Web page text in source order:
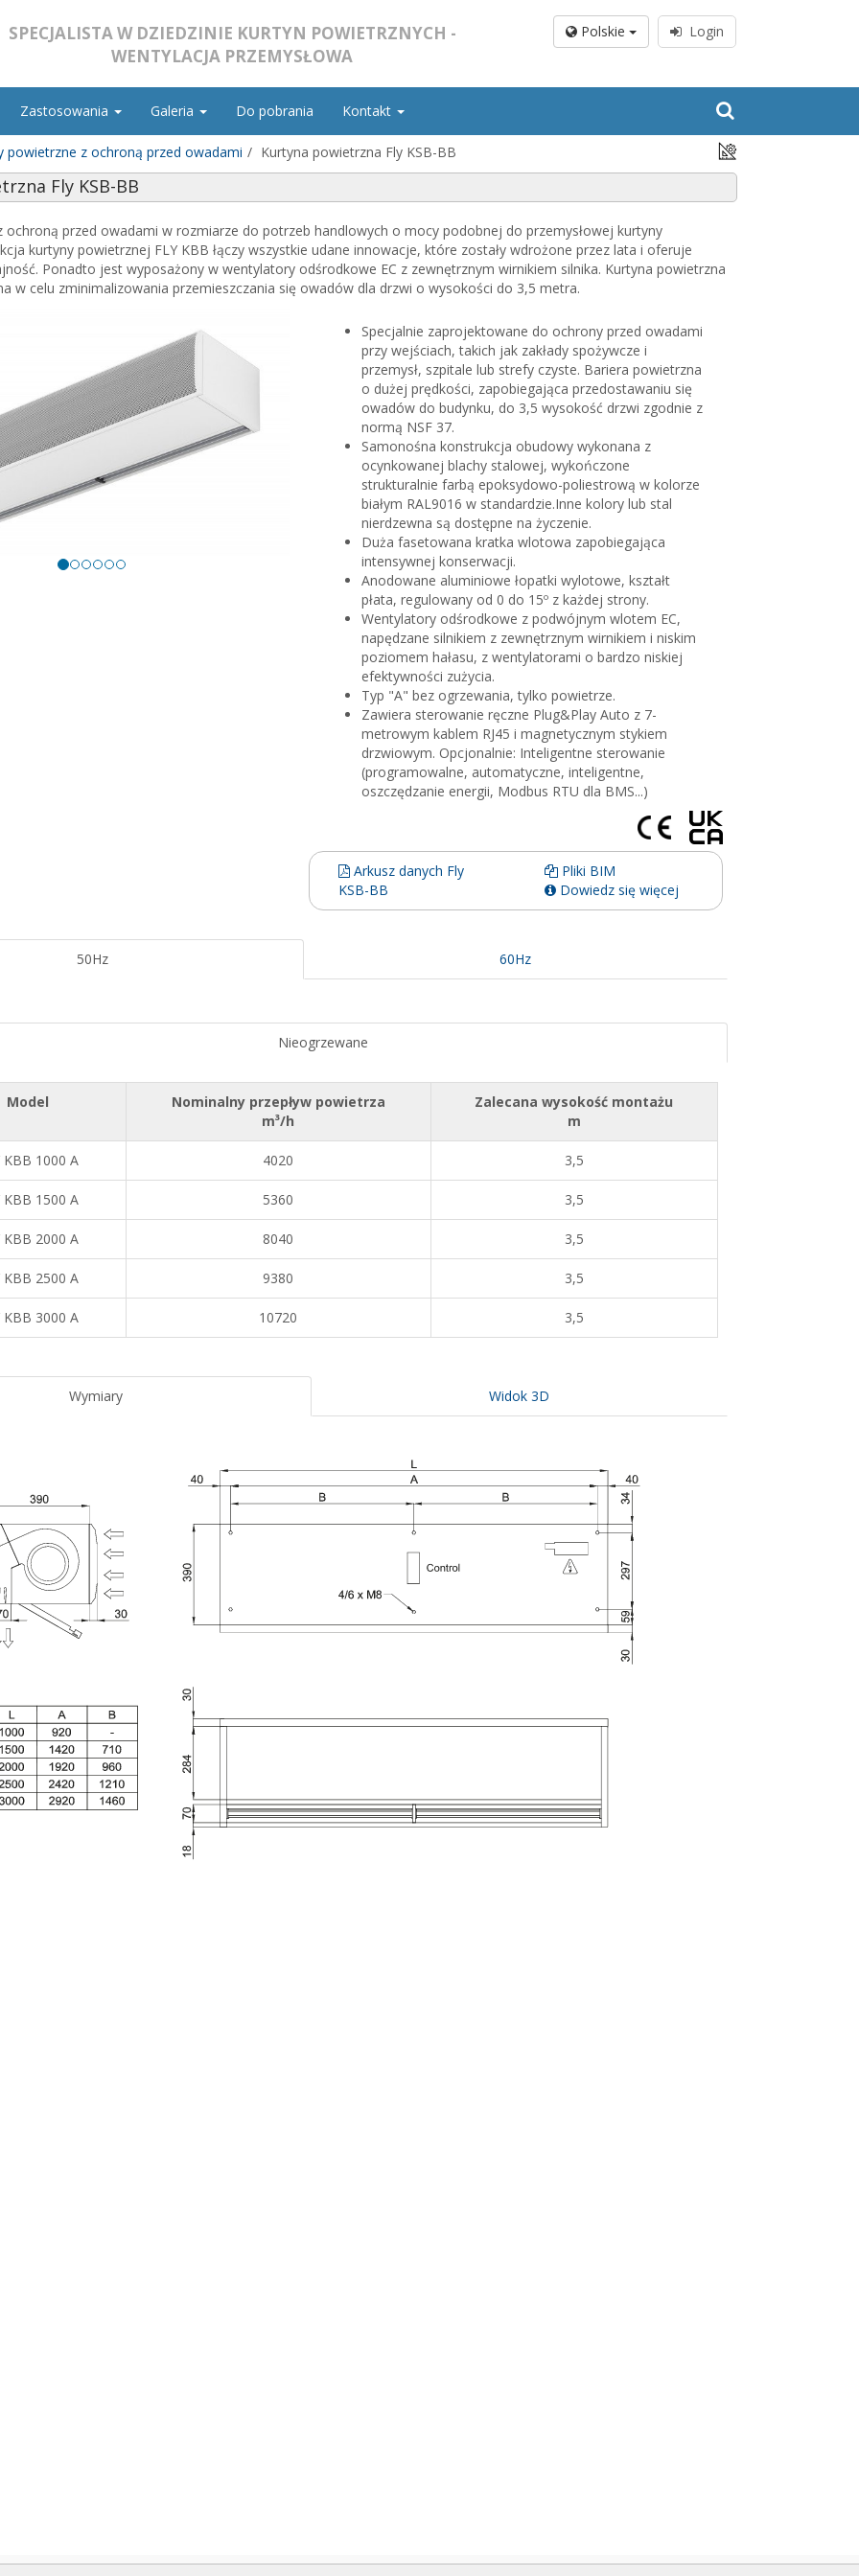
SPECJALISTA W DZIEDZINIE KURTYN POWIETRZNYCH -
WENTYLACJA PRZEMYSŁOWA
Polskie Login
Zastosowania Galeria Do pobrania Kontakt
powietrzne z ochroną przed owadami Kurtyna powietrzna Fly KSB-BB
Fly KSB-BB
ochroną przed owadami w rozmiarze do potrzeb handlowych o mocy podobnej do przemysłowej kurtyny
kurtyny powietrznej FLY KBB łączy wszystkie udane innowacje, które zostały wdrożone przez lata i oferuje
Ponadto jest wyposażony w wentylatory odśrodkowe EC z zewnętrznym wirnikiem silnika. Kurtyna powietrzna
w celu zminimalizowania przemieszczania się owadów dla drzwi o wysokości do 3,5 metra.
Specjalnie zaprojektowane do ochrony przed owadami
przy wejściach, takich jak zakłady spożywcze i
przemysł, szpitale lub strefy czyste. Bariera powietrzna
o dużej prędkości, zapobiegająca przedostawaniu się
owadów do budynku, do 3,5 wysokość drzwi zgodnie z
normą NSF 37.
Samonośna konstrukcja obudowy wykonana z
ocynkowanej blachy stalowej, wykończone
strukturalnie farbą epoksydowo-poliestrową w kolorze
białym RAL9016 w standardzie.Inne kolory lub stal
nierdzewna są dostępne na życzenie.
Duża fasetowana kratka wlotowa zapobiegająca
intensywnej konserwacji.
Anodowane aluminiowe łopatki wylotowe, kształt
płata, regulowany od 0 do 15º z każdej strony.
Wentylatory odśrodkowe z podwójnym wlotem EC,
napędzane silnikiem z zewnętrznym wirnikiem i niskim
poziomem hałasu, z wentylatorami o bardzo niskiej
efektywności zużycia.
Typ "A" bez ogrzewania, tylko powietrze.
Zawiera sterowanie ręczne Plug&Play Auto z 7-
metrowym kablem RJ45 i magnetycznym stykiem
drzwiowym. Opcjonalnie: Inteligentne sterowanie
(programowalne, automatyczne, inteligentne,
oszczędzanie energii, Modbus RTU dla BMS...)
Arkusz danych Fly
KSB-BB
Pliki BIM
Dowiedz się więcej
50Hz 60Hz
Nieogrzewane
Model
Nominalny przepływ powietrza
m³/h
Zalecana wysokość montażu
m
KBB 1000 A 4020 3,5
KBB 1500 A 5360 3,5
KBB 2000 A 8040 3,5
KBB 2500 A 9380 3,5
KBB 3000 A 10720 3,5
Wymiary Widok 3D